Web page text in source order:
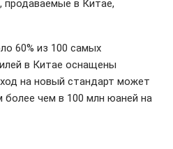
продаваемые в Китае,
60% из 100 самых
в Китае оснащены
на новый стандарт может
более чем в 100 млн юаней на